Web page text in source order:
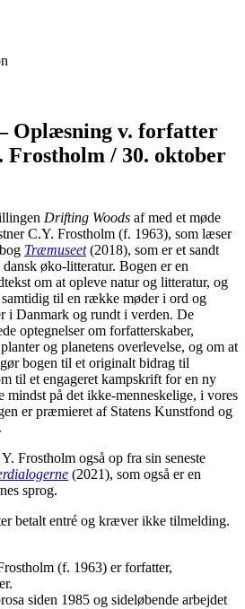
Oplæsning v. forfatter
Frostholm / 30. oktober
Drifting Woods af med et møde
C.Y. Frostholm (f. 1963), som læser
Træmuseet (2018), som er et sandt
øko-litteratur. Bogen er en
om at opleve natur og litteratur, og
til en række møder i ord og
i Danmark og rundt i verden. De
optegnelser om forfatterskaber,
og planetens overlevelse, og om at
bogen til et originalt bidrag til
til et engageret kampskrift for en ny
mindst på det ikke-menneskelige, i vores
er præmieret af Statens Kunstfond og
Frostholm også op fra sin seneste
(2021), som også er en
sprog.
betalt entré og kræver ikke tilmelding.
(f. 1963) er forfatter,
siden 1985 og sideløbende arbejdet